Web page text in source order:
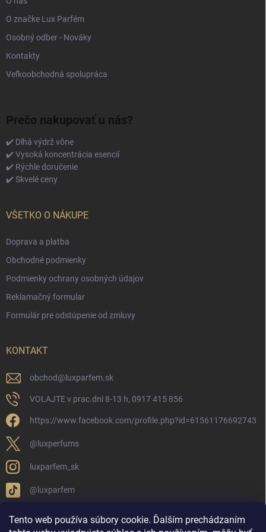
Tento web používa súbory cookie. Ďalším prechádzaním
O značke Lux Parfém
Osobný odber - Nováky
Kontakty
Veľkoobchodná spolupráca
Prečo nakupovať u nás?
✔️ Dlhá výdrž vône
✔️ Vysoká koncentrácia esencií
✔️ Rýchle doručenie
✔️ Skvelé ceny
VŠETKO O NÁKUPE
Doprava a platba
Obchodné podmienky
Podmienky ochrany osobných údajov
Reklamačný formular
Formulár pre odstúpenie od zmluvy
KONTAKT
obchod@ luxparfem.sk
VOLAJTE v prac.dni 8-13 h, 0917 415 856
https://www.facebook.com/profile.php?id=61561176692743
@luxperfums
luxparfem_sk
@luxparfem